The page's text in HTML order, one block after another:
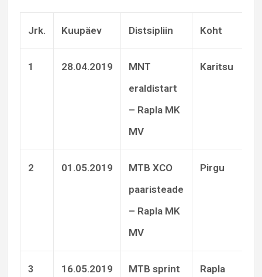
Jrk. Kuupäev Distsipliin Koht
1 28.04.2019
MNT
eraldistart
– Rapla MK
MV
Karitsu
2 01.05.2019
MTB XCO
paaristeade
– Rapla MK
MV
Pirgu
3 16.05.2019
MTB sprint
Rapla